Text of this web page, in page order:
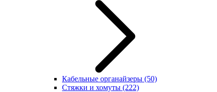
Кабельные органайзеры (50)
Стяжки и хомуты (222)